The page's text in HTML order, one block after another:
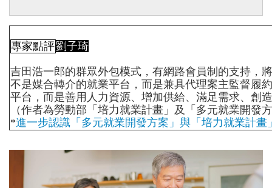
專家點評劉子琦
吉田浩一郎的群眾外包模式，有網路會員制的支持，
不是媒合轉介的就業平台，而是兼具代理案主監督履
平台，而是善用人力資源、增加供給、滿足需求、創
（作者為勞動部「培力就業計畫」及「多元就業開發
*進一步認識「多元就業開發方案」與「培力就業計畫